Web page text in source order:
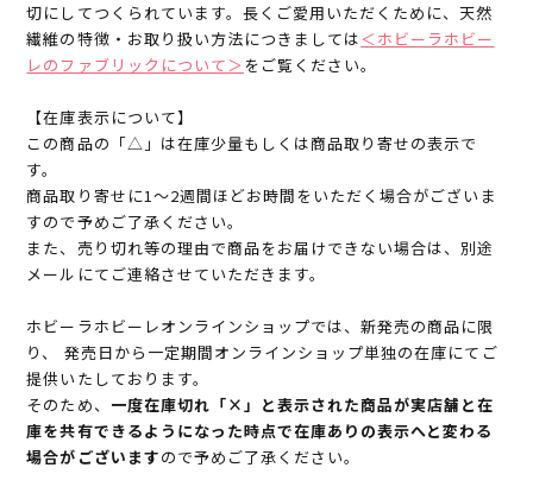
切にしてつくられています。長くご愛用いただくために、天然
繊維の特徴・お取り扱い方法につきましては＜ホビーラホビー
レのファブリックについて＞ をご覧ください。
【在庫表示について】
この商品の「△」は在庫少量もしくは商品取り寄せの表示で
す。
商品取り寄せに1～2週間ほどお時間をいただく場合がございま
すので予めご了承ください。
また、売り切れ等の理由で商品をお届けできない場合は、別途
メールにてご連絡させていただきます。
ホビーラホビーレオンラインショップでは、新発売の商品に限
り、 発売日から一定期間オンラインショップ単独の在庫にてご
提供いたしております。
そのため、 一度在庫切れ「×」と表示された商品が実店舗と在
庫を共有できるようになった時点で在庫ありの表示へと変わる
場合がございますので予めご了承ください。